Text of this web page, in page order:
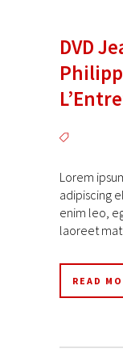
DVD
Lorem
adipiscing
enim leo,
laoreet
READ